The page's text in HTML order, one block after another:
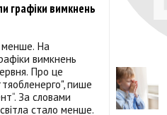
графіки вимкнень
менше. На
вимкнень
Про це
пише
За словами
стало менше.